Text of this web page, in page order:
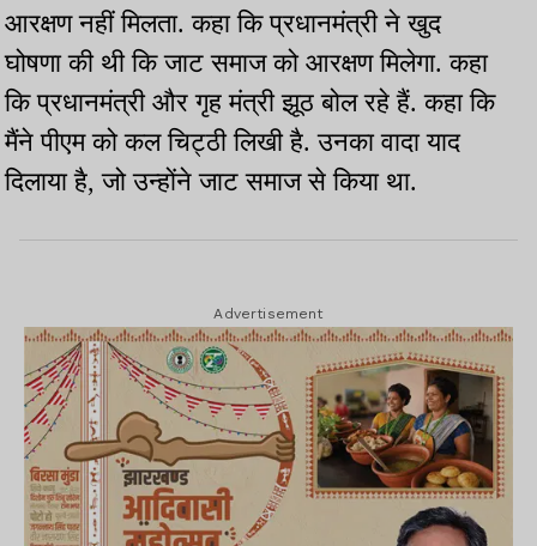
आरक्षण नहीं मिलता. कहा कि प्रधानमंत्री ने खुद
घोषणा की थी कि जाट समाज को आरक्षण मिलेगा. कहा
कि प्रधानमंत्री और गृह मंत्री झूठ बोल रहे हैं. कहा कि
मैंने पीएम को कल चिट्ठी लिखी है. उनका वादा याद
दिलाया है, जो उन्होंने जाट समाज से किया था.
Advertisement